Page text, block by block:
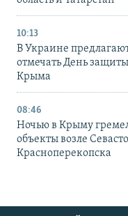
10:13
В Украине
отмечать День
Крыма
08:46
Ночью в Крыму
объекты возле
Красноперекопска